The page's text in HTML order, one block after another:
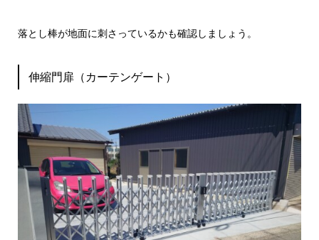
落とし棒が地面に刺さっているかも確認しましょう。
伸縮門扉（カーテンゲート）